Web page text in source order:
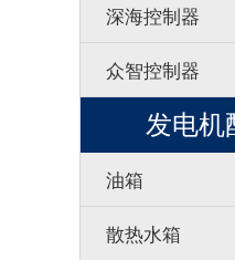
深海控制器
众智控制器
发电机
油箱
散热水箱